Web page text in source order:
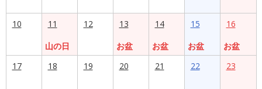
10
11
山の日
12
13
お盆
14
お盆
15
お盆
16
お盆
17
18 19 20 21 22 23